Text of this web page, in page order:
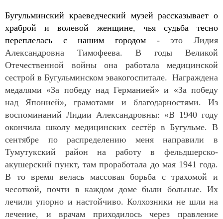
Бугульминский краеведческий музей рассказывает о
храброй и волевой женщине, чья судьба тесно
переплелась с нашим городом -это Лидия
Александровна Тимофеева. В годы Великой
Отечественной войны она работала медицинской
сестрой в Бугульминском эвакогоспитале. Награждена
медалями «За победу над Германией» и «За победу
над Японией», грамотами и благодарностями. Из
воспоминаний Лидии Александровны: «В 1940 году
окончила школу медицинских сестёр в Бугульме. В
сентябре по распределению меня направили в
Тумутукский район на работу в фельдшерско-
акушерский пункт, там проработала до мая 1941 года.
В то время велась массовая борьба с трахомой и
чесоткой, почти в каждом доме были больные. Их
лечили упорно и настойчиво. Колхозники не шли на
лечение, и врачам приходилось через правление